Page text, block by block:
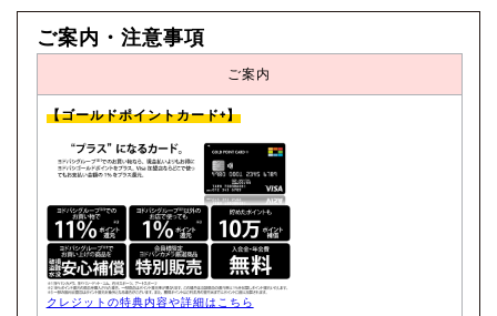
ご案内・注意事項
ご案内
【ゴールドポイントカード+】
クレジットの特典内容や詳細はこちら